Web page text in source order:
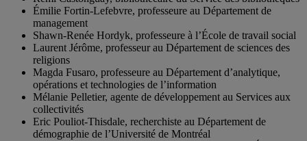
Émilie Fortin-Lefebvre, professeure au Département de
management
Shawn-Renée Hordyk, professeure à l’École de travail social
Laurent Jérôme, professeur au Département de sciences des
religions
Magda Fusaro, professeure au Département d’analytique,
opérations et technologies de l’information
Mélanie Pelletier, agente de développement au Services aux
collectivités
Eric Pouliot-Thisdale, recherchiste au Département de
démographie de l’Université de Montréal